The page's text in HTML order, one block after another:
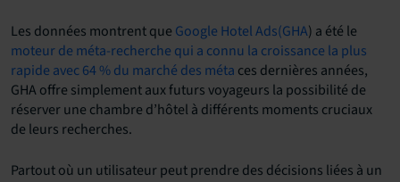
Les données montrent que Google Hotel Ads(GHA) a été le
moteur de méta-recherche qui a connu la croissance la plus
rapide avec 64 % du marché des méta ces dernières années,
GHA offre simplement aux futurs voyageurs la possibilité de
réserver une chambre d’hôtel à différents moments cruciaux
de leurs recherches.
Partout où un utilisateur peut prendre des décisions liées à un